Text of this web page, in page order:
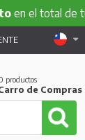
total de tu
productos
de Compras